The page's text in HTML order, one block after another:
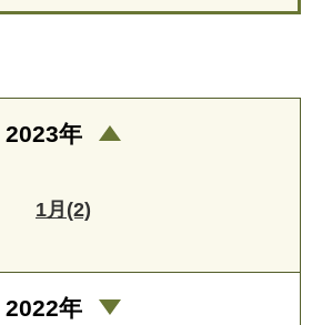
2023年
1月(2)
2022年